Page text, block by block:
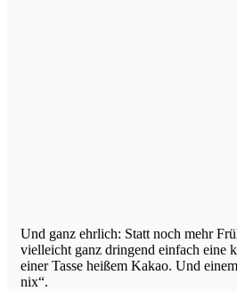
Und ganz ehrlich: Statt noch mehr
vielleicht ganz dringend einfach eine
einer Tasse heißem Kakao. Und
nix“.